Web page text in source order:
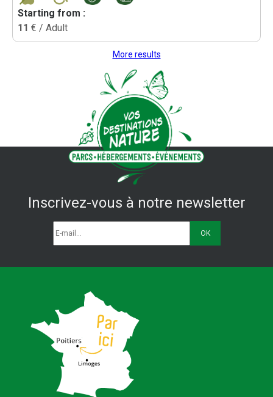
Starting from :
11 € / Adult
More results
Inscrivez-vous à notre newsletter